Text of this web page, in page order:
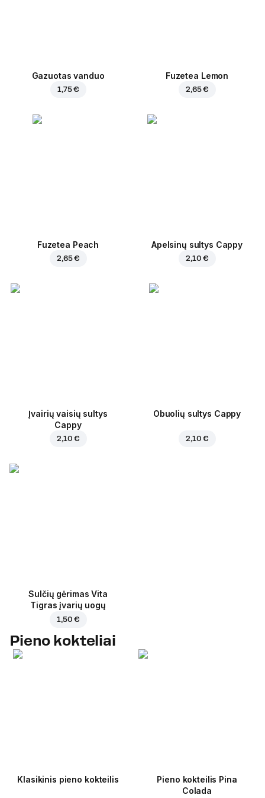
Gazuotas vanduo
1,75 €
Fuzetea Lemon
2,65 €
Fuzetea Peach
2,65 €
Apelsinų sultys Cappy
2,10 €
Įvairių vaisių sultys
Cappy
2,10 €
Obuolių sultys Cappy
2,10 €
Sulčių gėrimas Vita
Tigras įvarių uogų
1,50 €
Pieno kokteliai
Klasikinis pieno kokteilis
Pieno kokteilis Pina
Colada